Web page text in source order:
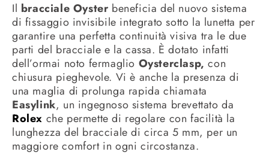
Il bracciale Oysterbeneficia del nuovo sistema
di fissaggio invisibile integrato sotto la lunetta per
garantire una perfetta continuità visiva tra le due
parti del bracciale e la cassa. È dotato infatti
dell’ormai noto fermaglio Oysterclasp, con
chiusura pieghevole. Vi è anche la presenza di
una maglia di prolunga rapida chiamata
Easylink, un ingegnoso sistema brevettato da
Rolex che permette di regolare con facilità la
lunghezza del bracciale di circa 5 mm, per un
maggiore comfort in ogni circostanza.